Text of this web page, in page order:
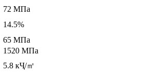
72 МПа
14.5%
65 МПа
1520 МПа
5.8 кҶ/㎡